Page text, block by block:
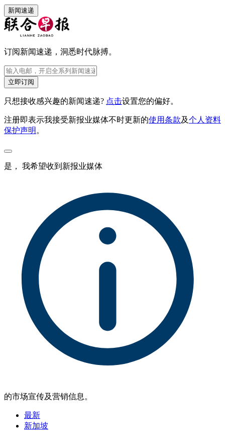
新闻速递
订阅新闻速递，洞悉时代脉搏。
立即订阅
只想接收感兴趣的新闻速递? 点击设置您的偏好。
注册即表示我接受新报业媒体不时更新的使用条款及个人资料
保护声明 。
是， 我希望收到新报业媒体
的市场宣传及营销信息。
最新
新加坡